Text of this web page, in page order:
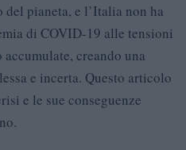
pianeta, e l’Italia non ha
di COVID-19 alle tensioni
creando una
e incerta. Questo articolo
e le sue conseguenze